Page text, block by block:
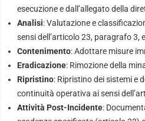
esecuzione e dall’allegato della
Analisi: Valutazione e
sensi dell’articolo 23, paragrafo 3,
Contenimento: Adottare misure
Eradicazione: Rimozione della
Ripristino: Ripristino dei sistemi e
continuità operativa ai sensi
Attività Post-Incidente: